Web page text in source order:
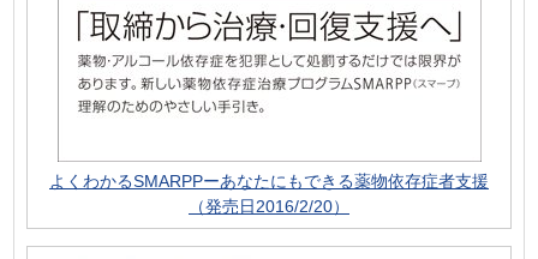
よくわかるSMARPPーあなたにもできる薬物依存症者支援
（発売日2016/2/20）